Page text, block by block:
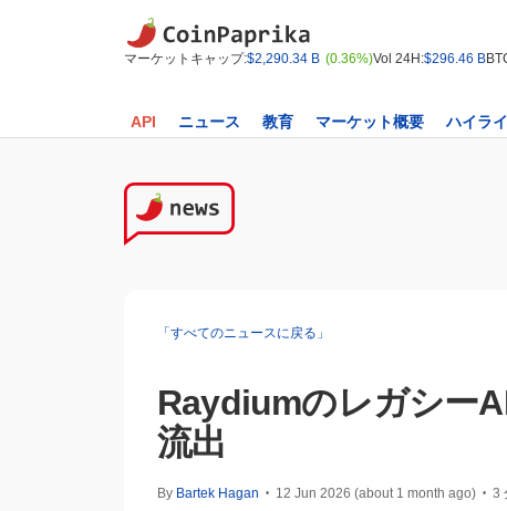
マーケットキャップ:$2,290.34 B (0.36%)Vol 24H:$296.46 B
API ニュース 教育 マーケット概要 ハイラ
「すべてのニュースに戻る」
Raydiumのレガシー
流出
By Bartek Hagan • 12 Jun 2026 (about 1 month ago) • 3